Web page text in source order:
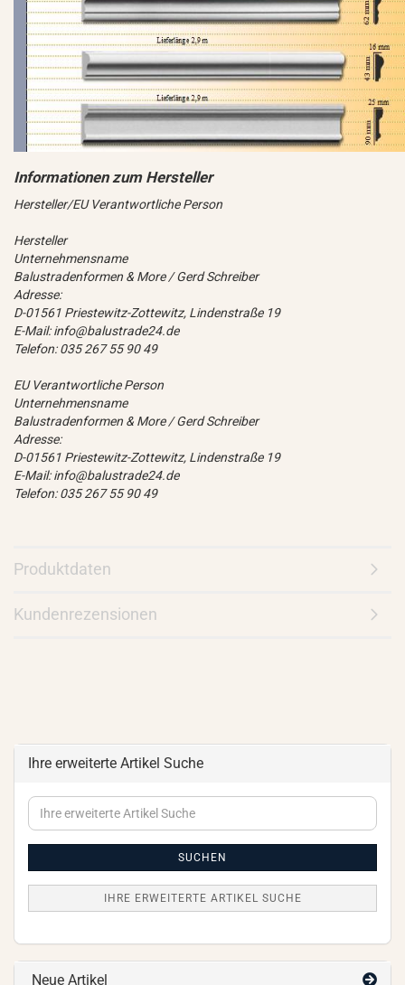
Hersteller/EU Verantwortliche Person
Hersteller
Unternehmensname
Balustradenformen & More / Gerd Schreiber
Adresse:
D-01561 Priestewitz-Zottewitz, Lindenstraße 19
E-Mail: info@balustrade24.de
Telefon: 035 267 55 90 49
EU Verantwortliche Person
Unternehmensname
Balustradenformen & More / Gerd Schreiber
Adresse:
D-01561 Priestewitz-Zottewitz, Lindenstraße 19
E-Mail: info@balustrade24.de
Telefon: 035 267 55 90 49
Produktdaten
Kundenrezensionen
Ihre erweiterte Artikel Suche
Ihre
erweiterte
SUCHEN
IHRE ERWEITERTE ARTIKEL SUCHE
Neue Artikel